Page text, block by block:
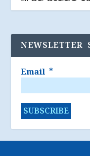
NEWSLETTER
Email *